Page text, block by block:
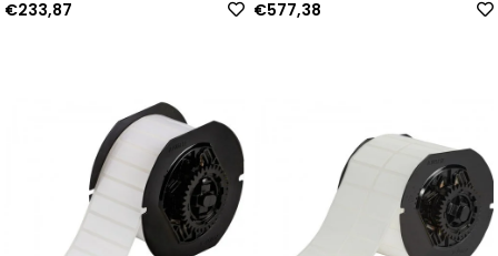
Model: 153242 | SKU: Y4957973
€233,87
Model: 153243 | SKU: Y4957974
€577,38